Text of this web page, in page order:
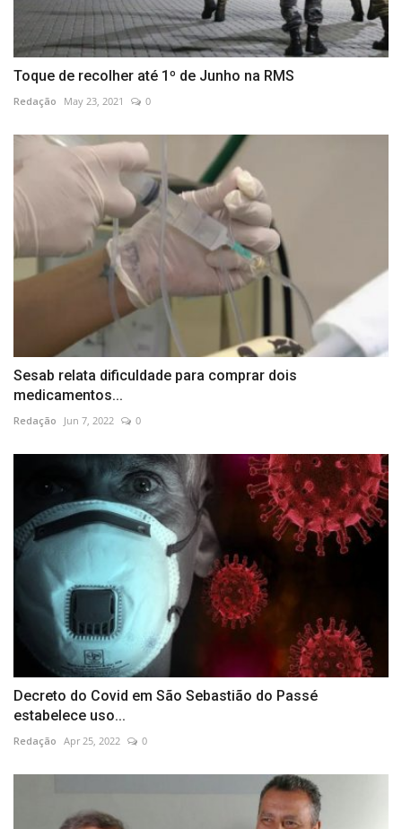
Toque de recolher até 1º de Junho na RMS
Redação May 23, 2021 0
Sesab relata dificuldade para comprar dois
medicamentos...
Redação Jun 7, 2022 0
Decreto do Covid em São Sebastião do Passé
estabelece uso...
Redação Apr 25, 2022 0